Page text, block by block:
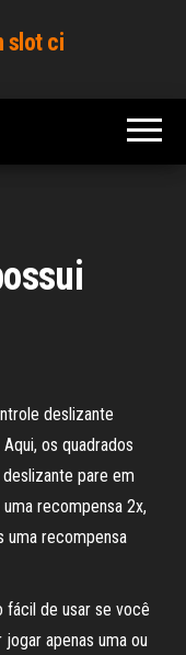
slot ci
deslizante
os quadrados
pare em
recompensa 2x,
uma recompensa
fácil de usar se você
apenas uma ou